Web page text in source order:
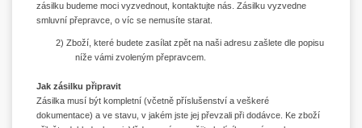
zásilku budeme moci vyzvednout, kontaktujte nás. Zásilku vyzvedne
smluvní přepravce, o víc se nemusíte starat.
2) Zboží, které budete zasílat zpět na naši adresu zašlete dle popisu
níže vámi zvoleným přepravcem.
Jak zásilku připravit
Zásilka musí být kompletní (včetně příslušenství a veškeré
dokumentace) a ve stavu, v jakém jste jej převzali při dodávce. Ke zboží